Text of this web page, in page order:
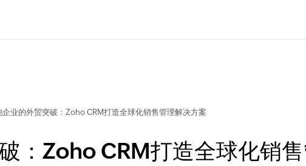
企业的外贸突破：Zoho CRM打造全球化销售管理解决方案
：Zoho CRM打造全球化销